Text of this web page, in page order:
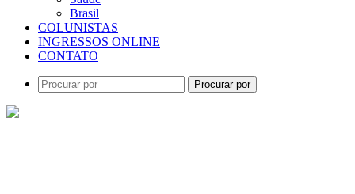
Brasil
COLUNISTAS
INGRESSOS ONLINE
CONTATO
Procurar por